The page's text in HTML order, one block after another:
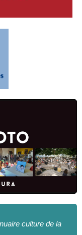
culture de la